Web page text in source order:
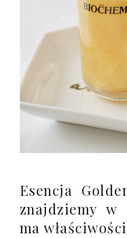
Esencja
znajdziemy w
ma